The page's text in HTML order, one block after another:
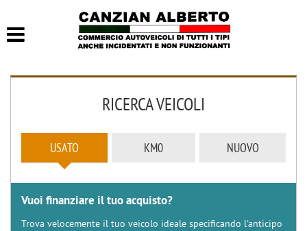
RICERCA VEICOLI
USATO KM0 NUOVO
Vuoi finanziare il tuo acquisto?
Trova velocemente il tuo veicolo ideale specificando l'anticipo